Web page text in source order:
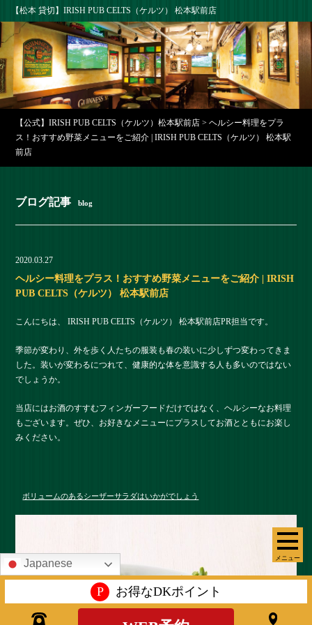
【松本 貸切】IRISH PUB CELTS（ケルツ） 松本駅前店
メニュー
【公式】IRISH PUB CELTS（ケルツ）松本駅前店 >ヘルシー料理をプラ
ス！おすすめ野菜メニューをご紹介 | IRISH PUB CELTS（ケルツ） 松本駅
前店
ブログ記事 blog
2020.03.27
ヘルシー料理をプラス！おすすめ野菜メニューをご紹介 | IRISH
PUB CELTS（ケルツ） 松本駅前店
こんにちは、 IRISH PUB CELTS（ケルツ） 松本駅前店PR担当です。
季節が変わり、外を歩く人たちの服装も春の装いに少しずつ変わってきま
した。装いが変わるにつれて、健康的な体を意識する人も多いのではない
でしょうか。
当店にはお酒のすすむフィンガーフードだけではなく、ヘルシーなお料理
もございます。ぜひ、お好きなメニューにプラスしてお酒とともにお楽し
みください。
ボリュームのあるシーザーサラダはいかがでしょう
Japanese
P お得なDKポイント